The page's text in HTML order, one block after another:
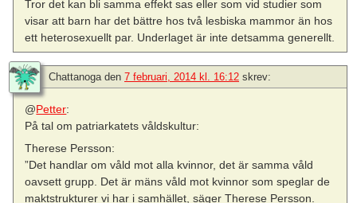
Tror det kan bli samma effekt sas eller som vid studier som
visar att barn har det bättre hos två lesbiska mammor än hos
ett heterosexuellt par. Underlaget är inte detsamma generellt.
Chattanoga den 7 februari, 2014 kl. 16:12 skrev:
@Petter:
På tal om patriarkatets våldskultur:
Therese Persson:
”Det handlar om våld mot alla kvinnor, det är samma våld
oavsett grupp. Det är mäns våld mot kvinnor som speglar de
maktstrukturer vi har i samhället, säger Therese Persson.